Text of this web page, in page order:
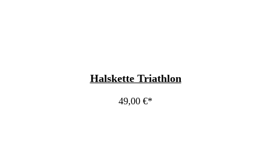
Halskette Triathlon
49,00 €